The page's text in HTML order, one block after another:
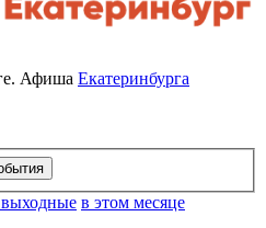
Афиша Екатеринбурга
в этом месяце